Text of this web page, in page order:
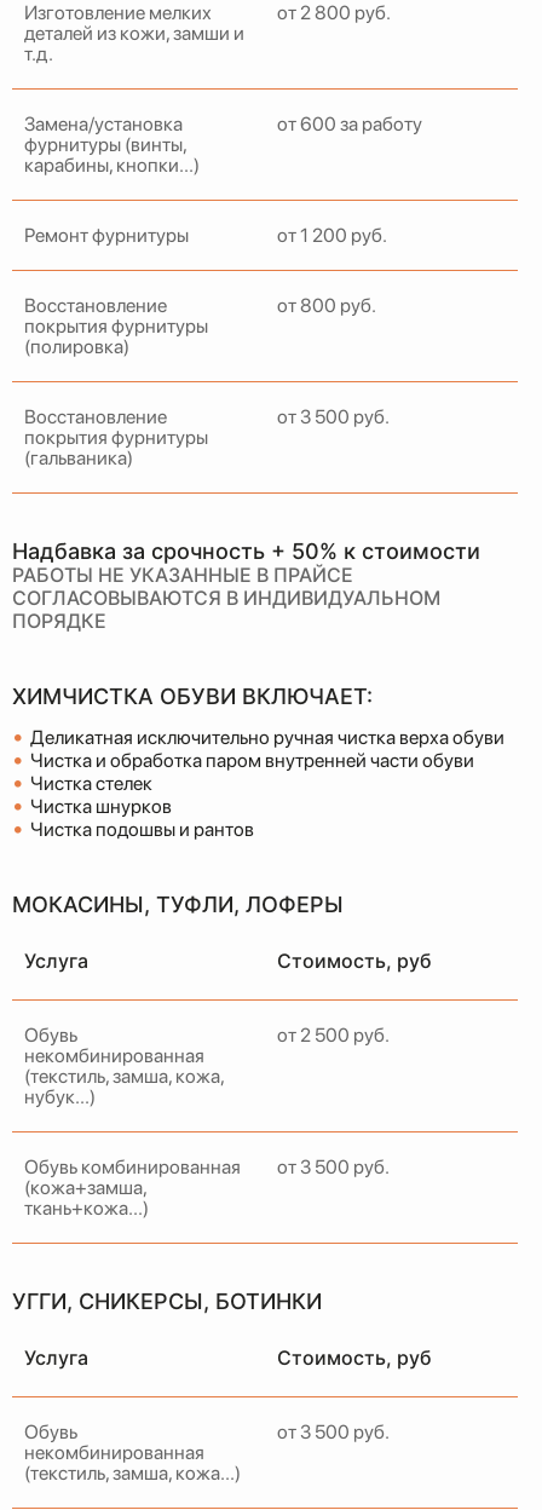
Изготовление мелких
деталей из кожи, замши и
т.д.
от 2 800 руб.
Замена/установка
фурнитуры (винты,
карабины, кнопки...)
от 600 за работу
Ремонт фурнитуры от 1 200 руб.
Восстановление
покрытия фурнитуры
(полировка)
от 800 руб.
Восстановление
покрытия фурнитуры
(гальваника)
от 3 500 руб.
Надбавка за срочность + 50% к стоимости
РАБОТЫ НЕ УКАЗАННЫЕ В ПРАЙСЕ
СОГЛАСОВЫВАЮТСЯ В ИНДИВИДУАЛЬНОМ
ПОРЯДКЕ
ХИМЧИСТКА ОБУВИ ВКЛЮЧАЕТ:
• Деликатная исключительно ручная чистка верха обуви
• Чистка и обработка паром внутренней части обуви
• Чистка стелек
• Чистка шнурков
• Чистка подошвы и рантов
МОКАСИНЫ, ТУФЛИ, ЛОФЕРЫ
Услуга Стоимость, руб
Обувь
некомбинированная
(текстиль, замша, кожа,
нубук...)
от 2 500 руб.
Обувь комбинированная
(кожа+замша,
ткань+кожа...)
от 3 500 руб.
УГГИ, СНИКЕРСЫ, БОТИНКИ
Услуга Стоимость, руб
Обувь
некомбинированная
(текстиль, замша, кожа...)
от 3 500 руб.